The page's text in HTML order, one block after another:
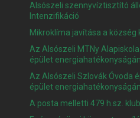
Alsószeli szennyvíztisztító
Intenzifikáció
Mikroklíma javítása a község
Az Alsószeli MTNy
épület
Az Alsószeli Szlovák Óvoda
épület
A posta melletti 479 h.sz.